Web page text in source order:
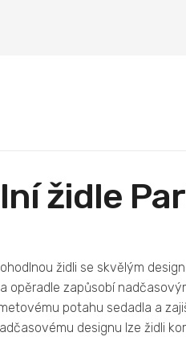
židle
židli se skvělým
opěradle zapůsobí
potahu sedadla a
designu lze židli